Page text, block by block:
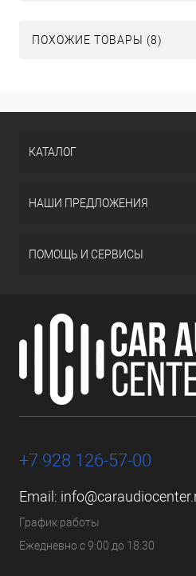
ПОХОЖИЕ ТОВАРЫ (8)
КАТАЛОГ
НАШИ ПРЕДЛОЖЕНИЯ
ПОМОЩЬ И СЕРВИСЫ
+7 928 126-57-00
Email:
График работы
Ежедневно с 9:00 до 18:30